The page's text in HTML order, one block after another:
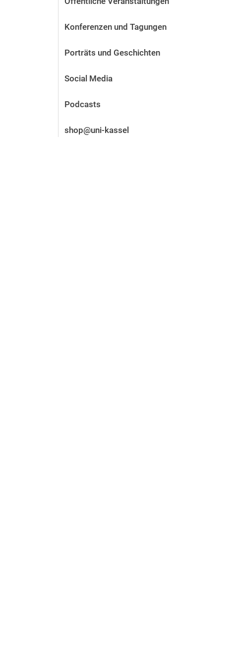
Stellenangebote
Alum­ni und Freunde
Kontakt und Standorte
Konferenzen und Tagungen
Porträts und Geschichten
Social Media
Podcasts
shop@uni-kassel